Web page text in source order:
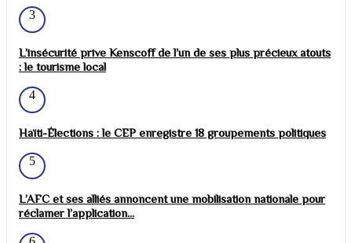
3
L’insécurité prive Kenscoff de l’un de ses plus précieux atouts
: le tourisme local
4
Haïti-Élections : le CEP enregistre 18 groupements politiques
5
L’AFC et ses alliés annoncent une mobilisation nationale pour
réclamer l’application...